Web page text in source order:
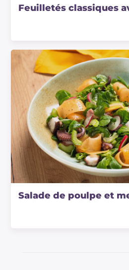
Feuilletés classiques
Salade de poulpe et